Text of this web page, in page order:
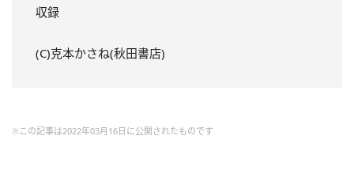
収録
(C)克本かさね(秋田書店)
※この記事は2022年03月16日に公開されたものです